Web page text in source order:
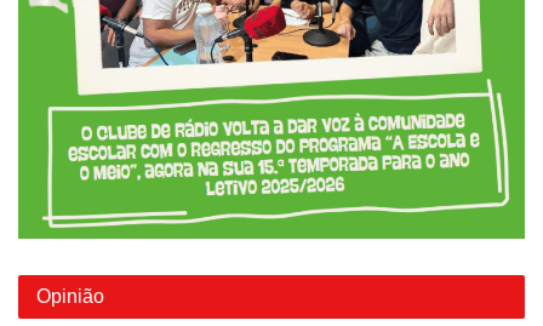
Opinião